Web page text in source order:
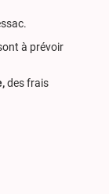
à prévoir
des frais